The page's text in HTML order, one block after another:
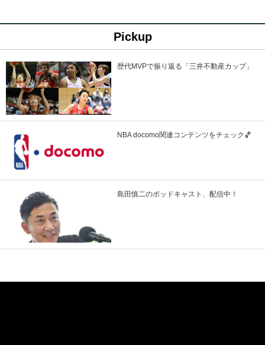
Pickup
歴代MVPで振り返る「三井不動産カップ」
NBA docomo関連コンテンツをチェック🏀
島田慎二のポッドキャスト、配信中！